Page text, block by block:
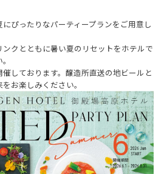
ぴったりなパーティープランをご用意し
クとともに暑い夏のリセットをホテルで
しております。醸造所直送の地ビールと
お楽しみください。